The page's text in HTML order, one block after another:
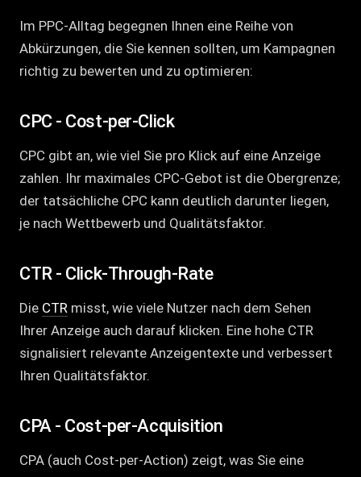
Im PPC-Alltag begegnen Ihnen eine Reihe von
Abkürzungen, die Sie kennen sollten, um Kampagnen
richtig zu bewerten und zu optimieren:
CPC - Cost-per-Click
CPC gibt an, wie viel Sie pro Klick auf eine Anzeige
zahlen. Ihr maximales CPC-Gebot ist die Obergrenze;
der tatsächliche CPC kann deutlich darunter liegen,
je nach Wettbewerb und Qualitätsfaktor.
CTR - Click-Through-Rate
Die CTR misst, wie viele Nutzer nach dem Sehen
Ihrer Anzeige auch darauf klicken. Eine hohe CTR
signalisiert relevante Anzeigentexte und verbessert
Ihren Qualitätsfaktor.
CPA - Cost-per-Acquisition
CPA (auch Cost-per-Action) zeigt, was Sie eine